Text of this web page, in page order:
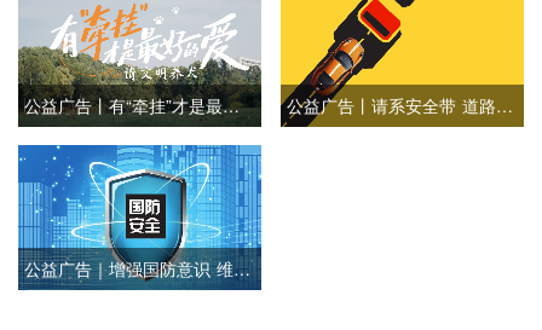
公益广告丨有“牵挂”才是最好的爱 公益广告丨请系安全带 道路更通畅
公益广告｜增强国防意识 维护国家安全